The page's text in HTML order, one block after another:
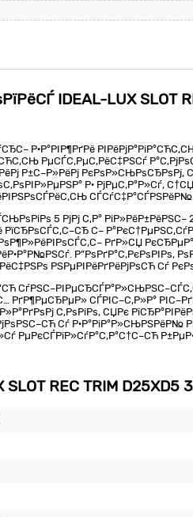
IDEAL-LUX SLOT
Р·Р°РІР¶РґРё
РµСЃС‚РµС‚РёС‡РЅСѓ
Р±С–Р»РёРј
Р· РјРµС‚Р°Р»Сѓ,
5 РјРј С‚Р°
С–
РґР»СЏ
Р”РѕРґР°С‚РєРѕРІРѕ,
РЅРµРІРёРґРёРјРѕСЋ Сѓ
СЃРІС–С‚Р»Р°
С‚РѕРіРѕ, СЏРє
Сѓ
РµРєСЃРїР»СѓР°С‚Р°С†С–СЋ
REC TRIM D25XD5